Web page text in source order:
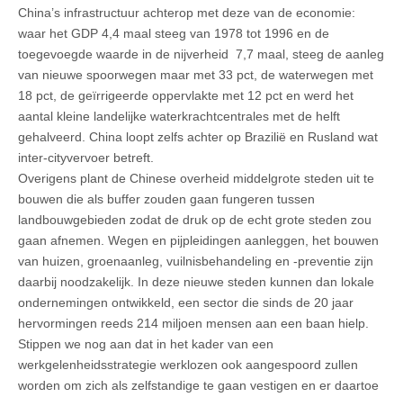
China’s infrastructuur achterop met deze van de economie:
waar het GDP 4,4 maal steeg van 1978 tot 1996 en de
toegevoegde waarde in de nijverheid 7,7 maal, steeg de aanleg
van nieuwe spoorwegen maar met 33 pct, de waterwegen met
18 pct, de geïrrigeerde oppervlakte met 12 pct en werd het
aantal kleine landelijke waterkrachtcentrales met de helft
gehalveerd. China loopt zelfs achter op Brazilië en Rusland wat
inter-cityvervoer betreft.
Overigens plant de Chinese overheid middelgrote steden uit te
bouwen die als buffer zouden gaan fungeren tussen
landbouwgebieden zodat de druk op de echt grote steden zou
gaan afnemen. Wegen en pijpleidingen aanleggen, het bouwen
van huizen, groenaanleg, vuilnisbehandeling en -preventie zijn
daarbij noodzakelijk. In deze nieuwe steden kunnen dan lokale
ondernemingen ontwikkeld, een sector die sinds de 20 jaar
hervormingen reeds 214 miljoen mensen aan een baan hielp.
Stippen we nog aan dat in het kader van een
werkgelenheidsstrategie werklozen ook aangespoord zullen
worden om zich als zelfstandige te gaan vestigen en er daartoe